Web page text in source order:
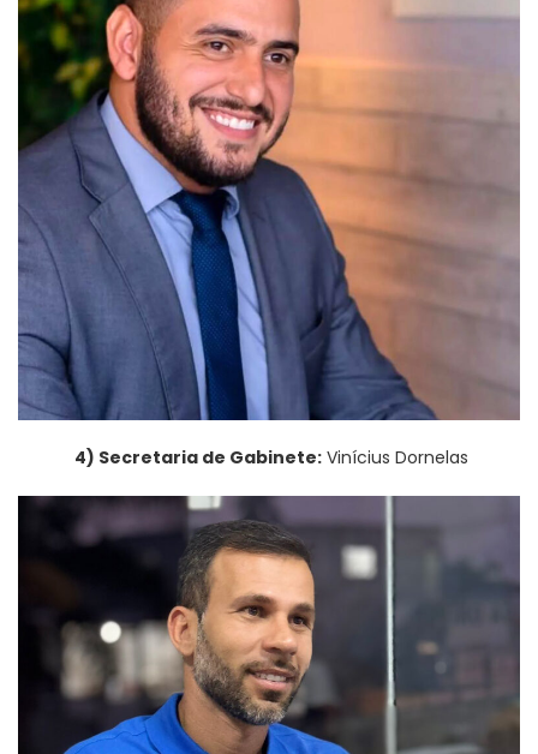
4) Secretaria de Gabinete: Vinícius Dornelas